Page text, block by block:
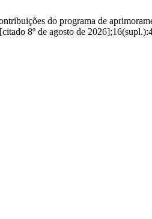
do programa de
8º de agosto de